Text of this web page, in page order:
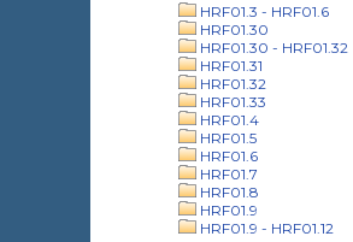
HRF01.3 - HRF01.6
HRF01.30
HRF01.30 - HRF01.32
HRF01.31
HRF01.32
HRF01.33
HRF01.4
HRF01.5
HRF01.6
HRF01.7
HRF01.8
HRF01.9
HRF01.9 - HRF01.12